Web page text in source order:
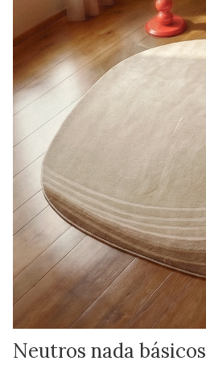
Neutros nada básicos